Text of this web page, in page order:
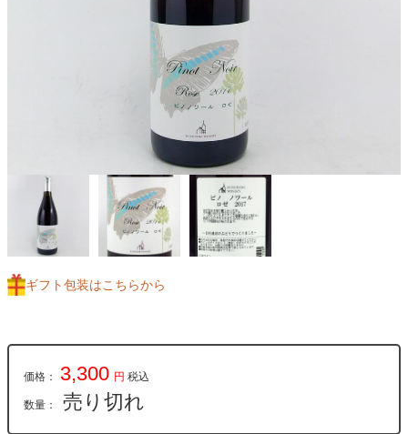
ギフト包装はこちらから
価格： 3,300 円 税込
数量： 売り切れ